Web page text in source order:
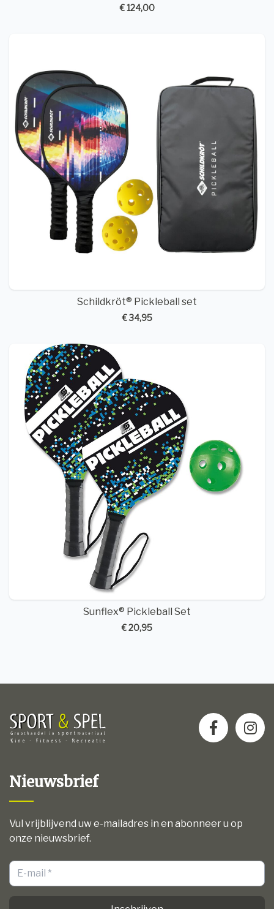
€ 124,00
Schildkröt® Pickleball set
€ 34,95
Sunflex® Pickleball Set
€ 20,95
Nieuwsbrief
Vul vrijblijvend uw e-mailadres in en abonneer u op
onze nieuwsbrief.